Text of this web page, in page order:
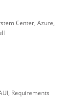
Center, Azure,
Requirements